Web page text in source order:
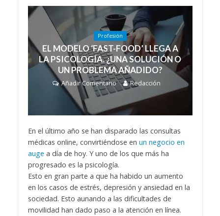
Profesión
EL MODELO ‘FAST-FOOD’ LLEGA A
LA PSICOLOGÍA. ¿UNA SOLUCIÓN O
UN PROBLEMA AÑADIDO?
Añadir Comentario Redacción
En el último año se han disparado las consultas
médicas online, convirtiéndose en un negocio en
auge a día de hoy. Y uno de los que más ha
progresado es la psicología.
Esto en gran parte a que ha habido un aumento
en los casos de estrés, depresión y ansiedad en la
sociedad. Esto aunando a las dificultades de
movilidad han dado paso a la atención en línea.